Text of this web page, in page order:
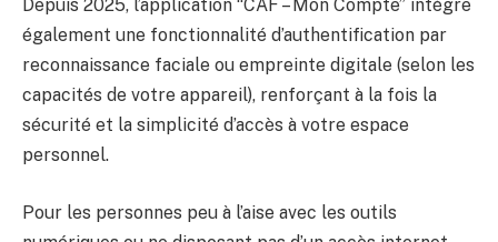
Depuis 2025, l’application “CAF – Mon Compte” intègre
également une fonctionnalité d’authentification par
reconnaissance faciale ou empreinte digitale (selon les
capacités de votre appareil), renforçant à la fois la
sécurité et la simplicité d’accès à votre espace
personnel.
Pour les personnes peu à l’aise avec les outils